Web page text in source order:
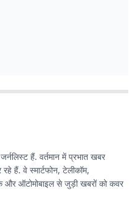
हैं. वर्तमान में प्रभात खबर
हैं. वे स्मार्टफोन, टेलीकॉम,
ऑटोमोबाइल से जुड़ी खबरों को कवर